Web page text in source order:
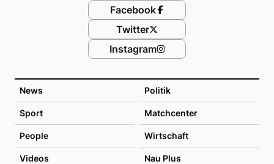
News Politik
Sport Matchcenter
People Wirtschaft
Videos Nau Plus
Facebook
Twitter
Instagram